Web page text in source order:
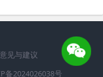
意见与建议
备2024026038号